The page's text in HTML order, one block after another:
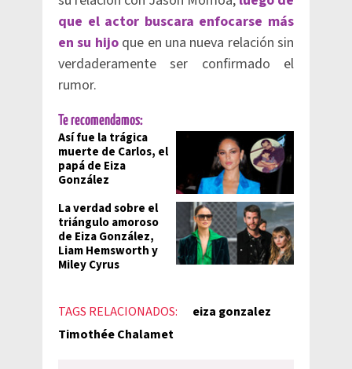
que el actor buscara enfocarse más
en su hijoque en una nueva relación sin
verdaderamente ser confirmado el
rumor.
Te recomendamos:
Así fue la trágica
muerte de Carlos, el
papá de Eiza
González
La verdad sobre el
triángulo amoroso
de Eiza González,
Liam Hemsworth y
Miley Cyrus
TAGS RELACIONADOS:
eiza gonzalez
Timothée Chalamet